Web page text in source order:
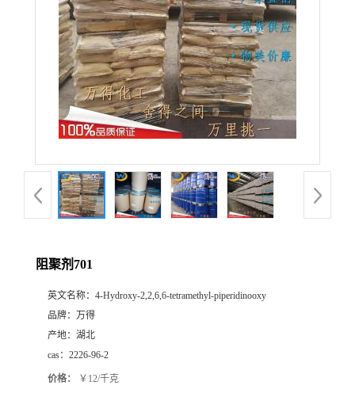
阻聚剂701
英文名称： 4-Hydroxy-2,2,6,6-tetramethyl-piperidinooxy
品牌： 万得
产地： 湖北
cas： 2226-96-2
价格： ￥12/千克